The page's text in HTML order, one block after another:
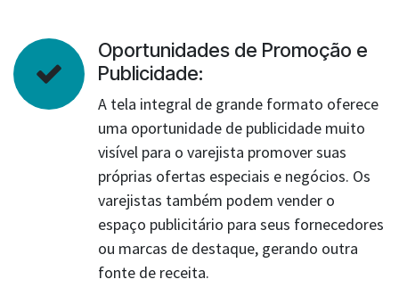
Oportunidades de Promoção e
Publicidade:
A tela integral de grande formato oferece
uma oportunidade de publicidade muito
visível para o varejista promover suas
próprias ofertas especiais e negócios. Os
varejistas também podem vender o
espaço publicitário para seus fornecedores
ou marcas de destaque, gerando outra
fonte de receita.